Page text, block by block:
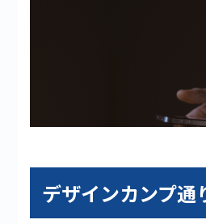
デザインカンプ通